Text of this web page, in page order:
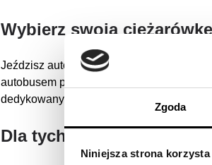
Zgoda
Niniejsza strona
Wybierz swoją
Jeździsz autokarem, autobusem
autobusem piętrowym, autobusem
dedykowanych do naczep, wywrotek,
Dla tych i wielu innych